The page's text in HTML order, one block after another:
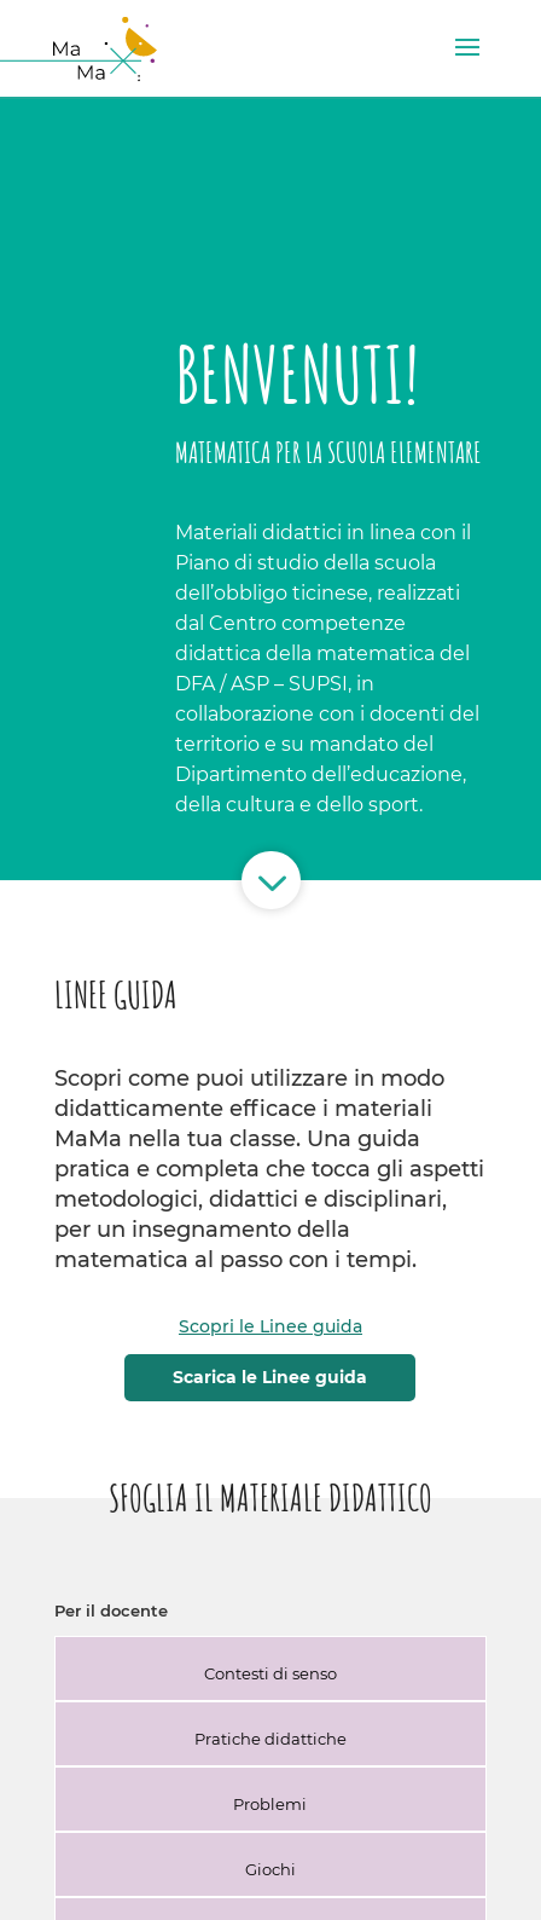
BENVENUTI!
MATEMATICA PER LA SCUOLA ELEMENTARE
Materiali didattici in linea con il
Piano di studio della scuola
dell’obbligo ticinese, realizzati
dal Centro competenze
didattica della matematica del
DFA / ASP – SUPSI, in
collaborazione con i docenti del
territorio e su mandato del
Dipartimento dell’educazione,
della cultura e dello sport.
3
LINEE GUIDA
Scopri come puoi utilizzare in modo
didatticamente efficace i materiali
MaMa nella tua classe. Una guida
pratica e completa che tocca gli aspetti
metodologici, didattici e disciplinari,
per un insegnamento della
matematica al passo con i tempi.
Scopri le Linee guida
Scarica le Linee guida
SFOGLIA IL MATERIALE DIDATTICO
Per il docente
Contesti di senso
Pratiche didattiche
Problemi
Giochi